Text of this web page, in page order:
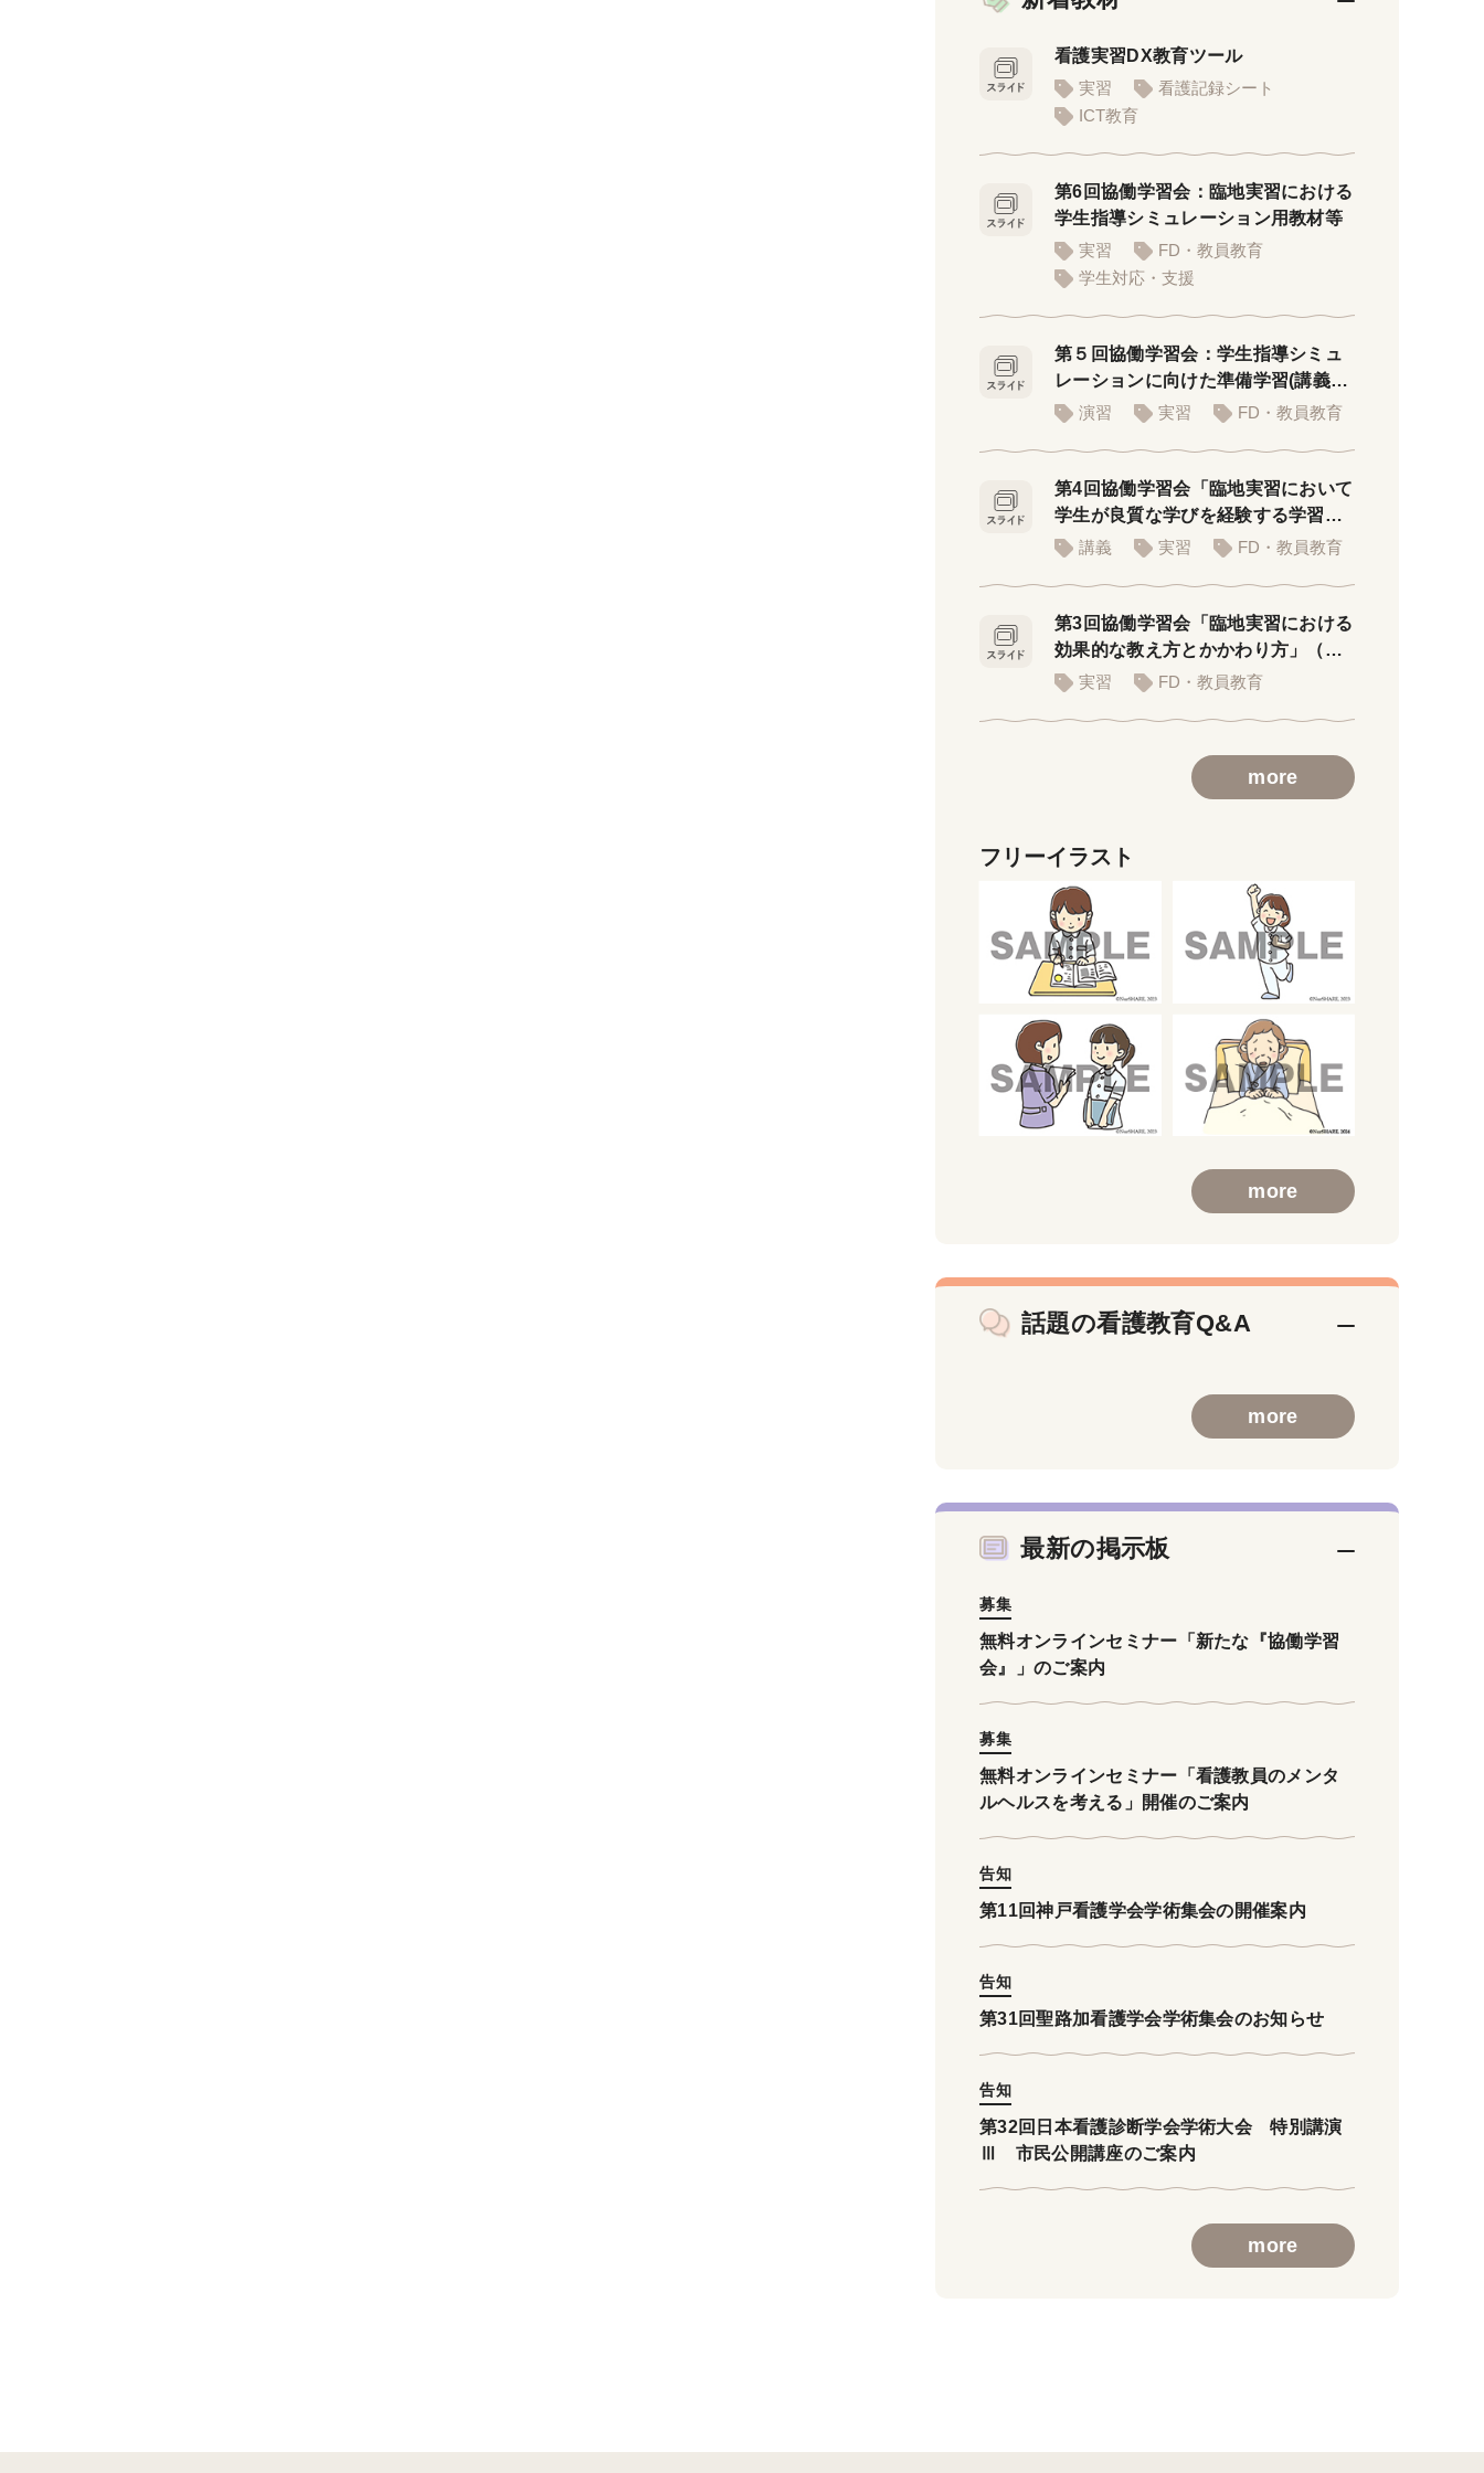
看護実習DX教育ツール
実習
看護記録シート
ICT教育
第6回協働学習会：臨地実習における
学生指導シミュレーション用教材等
実習
FD・教員教育
学生対応・支援
第５回協働学習会：学生指導シミュ
レーションに向けた準備学習(講義者
用PPT)
演習 実習 FD・教員教育
第4回協働学習会「臨地実習において
学生が良質な学びを経験する学習環
境」講義 実習 FD・教員教育
第3回協働学習会「臨地実習における
効果的な教え方とかかわり方」（講
義用スライド）
実習 FD・教員教育
more
フリーイラスト
more
話題の看護教育Q&A
more
最新の掲示板
募集
無料オンラインセミナー「新たな『協働学習
会』」のご案内
募集
無料オンラインセミナー「看護教員のメンタ
ルヘルスを考える」開催のご案内
告知
第11回神戸看護学会学術集会の開催案内
告知
第31回聖路加看護学会学術集会のお知らせ
告知
第32回日本看護診断学会学術大会 特別講演
Ⅲ 市民公開講座のご案内
more